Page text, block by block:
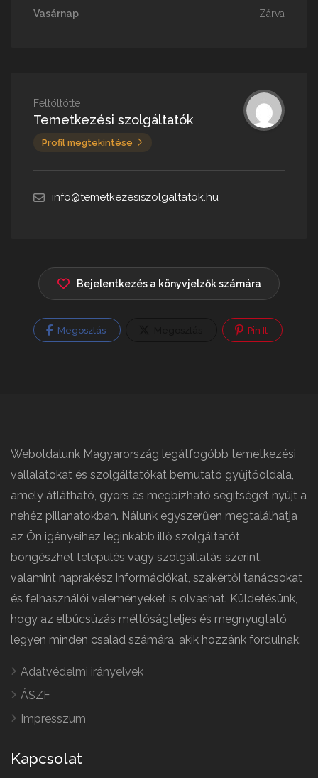
Vasárnap
Zárva
Feltöltötte
Temetkezési szolgáltatók
Profil megtekintése
info@temetkezesiszolgaltatok.hu
Bejelentkezés a könyvjelzők számára
Megosztás Pin It
Weboldalunk Magyarország legátfogóbb temetkezési
vállalatokat és szolgáltatókat bemutató gyűjtőoldala,
amely átlátható, gyors és megbízható segítséget nyújt a
nehéz pillanatokban. Nálunk egyszerűen megtalálhatja
az Ön igényeihez leginkább illő szolgáltatót,
böngészhet település vagy szolgáltatás szerint,
valamint naprakész információkat, szakértői tanácsokat
és felhasználói véleményeket is olvashat. Küldetésünk,
hogy az elbúcsúzás méltóságteljes és megnyugtató
legyen minden család számára, akik hozzánk fordulnak.
Adatvédelmi irányelvek
ÁSZF
Impresszum
Kapcsolat